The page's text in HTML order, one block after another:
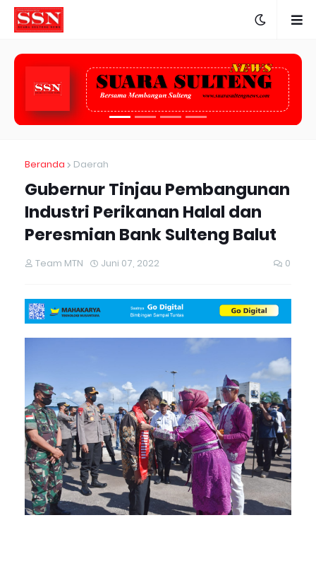
Beranda Daerah
Gubernur Tinjau Pembangunan
Industri Perikanan Halal dan
Peresmian Bank Sulteng Balut
Team MTN Juni 07, 2022 0